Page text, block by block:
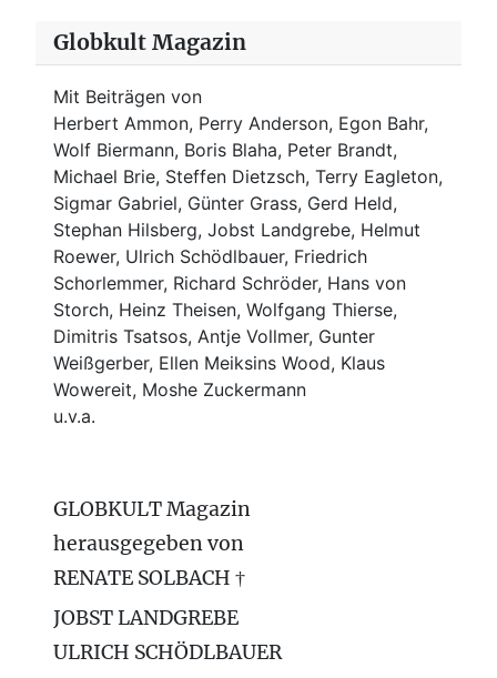
Globkult Magazin
Mit Beiträgen von
Herbert Ammon, Perry Anderson, Egon Bahr,
Wolf Biermann, Boris Blaha, Peter Brandt,
Michael Brie, Steffen Dietzsch, Terry Eagleton,
Sigmar Gabriel, Günter Grass, Gerd Held,
Stephan Hilsberg, Jobst Landgrebe, Helmut
Roewer, Ulrich Schödlbauer, Friedrich
Schorlemmer, Richard Schröder, Hans von
Storch, Heinz Theisen, Wolfgang Thierse,
Dimitris Tsatsos, Antje Vollmer, Gunter
Weißgerber, Ellen Meiksins Wood, Klaus
Wowereit, Moshe Zuckermann
u.v.a.
GLOBKULT Magazin
herausgegeben von
RENATE SOLBACH †
JOBST LANDGREBE
ULRICH SCHÖDLBAUER